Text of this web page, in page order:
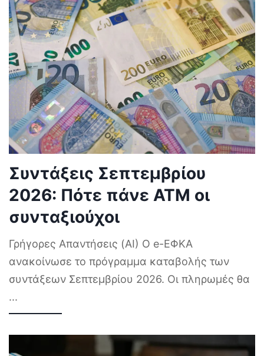
Συντάξεις Σεπτεμβρίου
2026: Πότε πάνε ΑΤΜ οι
συνταξιούχοι
Γρήγορες Απαντήσεις (AI) Ο e-ΕΦΚΑ
ανακοίνωσε το πρόγραμμα καταβολής των
συντάξεων Σεπτεμβρίου 2026. Οι πληρωμές θα
...